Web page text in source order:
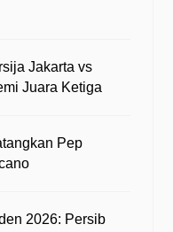
Jakarta vs
Juara Ketiga
Pep
2026: Persib